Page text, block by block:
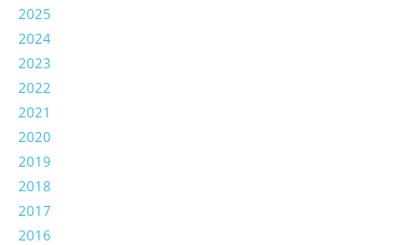
2025
2024
2023
2022
2021
2020
2019
2018
2017
2016